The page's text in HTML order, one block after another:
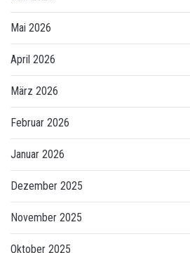
Mai 2026
April 2026
März 2026
Februar 2026
Januar 2026
Dezember 2025
November 2025
Oktober 2025